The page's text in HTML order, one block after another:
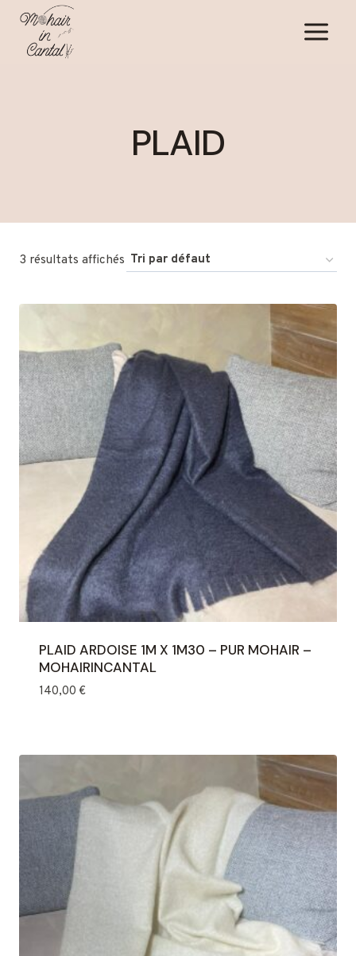
Aller
contenu
PLAID
3 résultats affichés
PLAID ARDOISE 1M X 1M30 – PUR MOHAIR –
MOHAIRINCANTAL
140,00 €